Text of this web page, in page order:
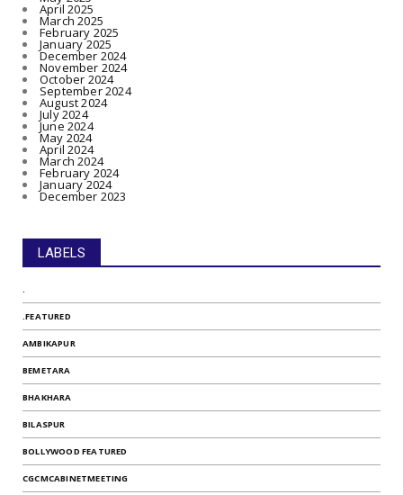
April 2025
March 2025
February 2025
January 2025
December 2024
November 2024
October 2024
September 2024
August 2024
July 2024
June 2024
May 2024
April 2024
March 2024
February 2024
January 2024
December 2023
LABELS
.
.FEATURED
AMBIKAPUR
BEMETARA
BHAKHARA
BILASPUR
BOLLYWOOD FEATURED
CGCMCABINETMEETING